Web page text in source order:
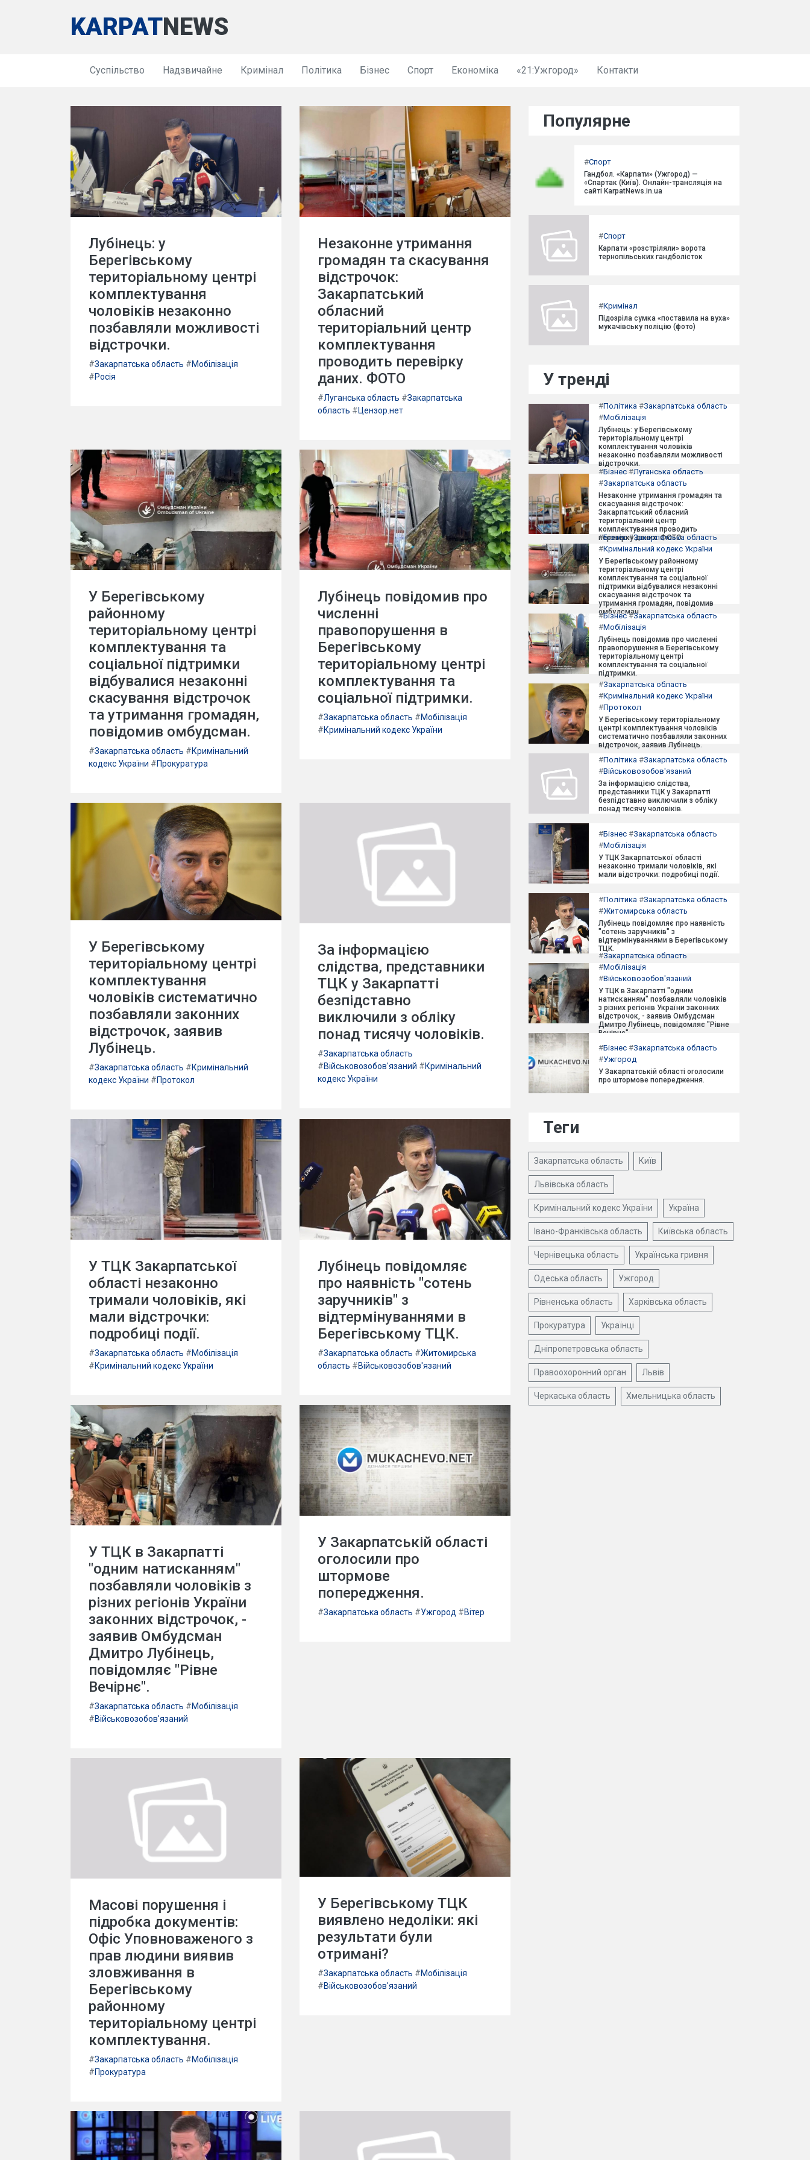
KARPATNEWS
Суспільство Надзвичайне Кримінал Політика Бізнес Спорт Економіка «21:Ужгород» Контакти
Лубінець: у
Берегівському
територіальному центрі
комплектування
чоловіків незаконно
позбавляли можливості
відстрочки.
#Закарпатська область #Мобілізація
#Росія
Незаконне утримання
громадян та скасування
відстрочок:
Закарпатський
обласний
територіальний центр
комплектування
проводить перевірку
даних. ФОТО
#Луганська область #Закарпатська
область #Цензор.нет
У Берегівському
районному
територіальному центрі
комплектування та
соціальної підтримки
відбувалися незаконні
скасування відстрочок
та утримання громадян,
повідомив омбудсман.
#Закарпатська область #Кримінальний
кодекс України #Прокуратура
Лубінець повідомив про
численні
правопорушення в
Берегівському
територіальному центрі
комплектування та
соціальної підтримки.
#Закарпатська область #Мобілізація
#Кримінальний кодекс України
У Берегівському
територіальному центрі
комплектування
чоловіків систематично
позбавляли законних
відстрочок, заявив
Лубінець.
#Закарпатська область #Кримінальний
кодекс України #Протокол
За інформацією
слідства, представники
ТЦК у Закарпатті
безпідставно
виключили з обліку
понад тисячу чоловіків.
#Закарпатська область
#Військовозобов'язаний #Кримінальний
кодекс України
У ТЦК Закарпатської
області незаконно
тримали чоловіків, які
мали відстрочки:
подробиці події.
#Закарпатська область #Мобілізація
#Кримінальний кодекс України
Лубінець повідомляє
про наявність "сотень
заручників" з
відтермінуваннями в
Берегівському ТЦК.
#Закарпатська область #Житомирська
область #Військовозобов'язаний
У ТЦК в Закарпатті
"одним натисканням"
позбавляли чоловіків з
різних регіонів України
законних відстрочок, -
заявив Омбудсман
Дмитро Лубінець,
повідомляє "Рівне
Вечірнє".
#Закарпатська область #Мобілізація
#Військовозобов'язаний
У Закарпатській області
оголосили про
штормове
попередження.
#Закарпатська область #Ужгород #Вітер
Масові порушення і
підробка документів:
Офіс Уповноваженого з
прав людини виявив
зловживання в
Берегівському
районному
територіальному центрі
комплектування.
#Закарпатська область #Мобілізація
#Прокуратура
У Берегівському ТЦК
виявлено недоліки: які
результати були
отримані?
#Закарпатська область #Мобілізація
#Військовозобов'язаний
Популярне
#Спорт
Гандбол. «Карпати» (Ужгород) —
«Спартак (Київ). Онлайн-трансляція на
сайті KarpatNews.in.ua
#Спорт
Карпати «розстріляли» ворота
тернопільських гандболісток
#Кримінал
Підозріла сумка «поставила на вуха»
мукачівську поліцію (фото)
У тренді
#Політика #Закарпатська область
#Мобілізація
Лубінець: у Берегівському
територіальному центрі
комплектування чоловіків
незаконно позбавляли можливості
відстрочки.
#Бізнес #Луганська область
#Закарпатська область
Незаконне утримання громадян та
скасування відстрочок:
Закарпатський обласний
територіальний центр
комплектування проводить
перевірку даних. ФОТО
#Бізнес#Закарпатська область
#Кримінальний кодекс України
У Берегівському районному
територіальному центрі
комплектування та соціальної
підтримки відбувалися незаконні
скасування відстрочок та
утримання громадян, повідомив
омбудсман.
#Бізнес#Закарпатська область
#Мобілізація
Лубінець повідомив про численні
правопорушення в Берегівському
територіальному центрі
комплектування та соціальної
підтримки.
#Закарпатська область
#Кримінальний кодекс України
#Протокол
У Берегівському територіальному
центрі комплектування чоловіків
систематично позбавляли законних
відстрочок, заявив Лубінець.
#Політика #Закарпатська область
#Військовозобов'язаний
За інформацією слідства,
представники ТЦК у Закарпатті
безпідставно виключили з обліку
понад тисячу чоловіків.
#Бізнес #Закарпатська область
#Мобілізація
У ТЦК Закарпатської області
незаконно тримали чоловіків, які
мали відстрочки: подробиці події.
#Політика #Закарпатська область
#Житомирська область
Лубінець повідомляє про наявність
"сотень заручників" з
відтермінуваннями в Берегівському
ТЦК.
#Закарпатська область
#Мобілізація
#Військовозобов'язаний
У ТЦК в Закарпатті "одним
натисканням" позбавляли чоловіків
з різних регіонів України законних
відстрочок, - заявив Омбудсман
Дмитро Лубінець, повідомляє "Рівне
Вечірнє".
#Бізнес #Закарпатська область
#Ужгород
У Закарпатській області оголосили
про штормове попередження.
Теги
Закарпатська область Київ
Львівська область
Кримінальний кодекс України Україна
Івано-Франківська область Київська область
Чернівецька область Українська гривня
Одеська область Ужгород
Рівненська область Харківська область
Прокуратура Українці
Дніпропетровська область
Правоохоронний орган Львів
Черкаська область Хмельницька область